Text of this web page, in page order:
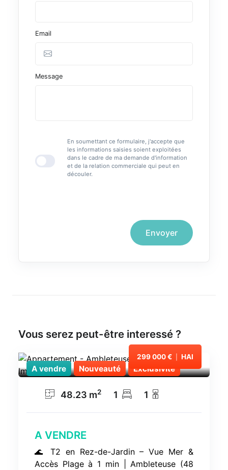
Email
Message
En soumettant ce formulaire, j'accepte que
les informations saisies soient exploitées
dans le cadre de ma demande d'information
et de la relation commerciale qui peut en
découler.
Envoyer
Vous serez peut-être interessé ?
Ambleteuse
A vendre Nouveauté Exclusivité
299 000 € HAI
48.23 m2 1 1
A VENDRE
🌊 T2 en Rez-de-Jardin – Vue Mer &
Accès Plage à 1 min | Ambleteuse (48